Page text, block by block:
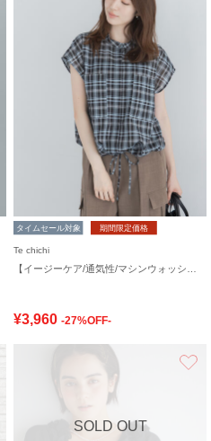
タイムセール対象 期間限定価格
Te chichi
¥3,960 -27%OFF-
SOLD OUT